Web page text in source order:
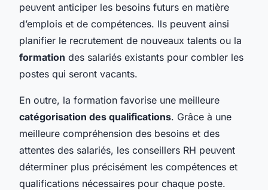
peuvent anticiper les besoins futurs en matière
d’emplois et de compétences. Ils peuvent ainsi
planifier le recrutement de nouveaux talents ou la
formation des salariés existants pour combler les
postes qui seront vacants.
En outre, la formation favorise une meilleure
catégorisation des qualifications. Grâce à une
meilleure compréhension des besoins et des
attentes des salariés, les conseillers RH peuvent
déterminer plus précisément les compétences et
qualifications nécessaires pour chaque poste.